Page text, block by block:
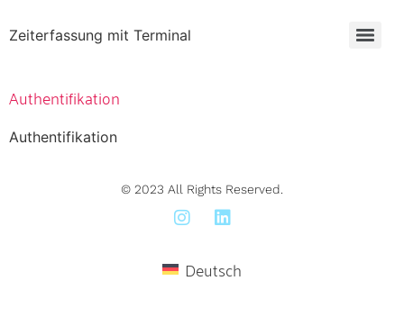
Zeiterfassung mit Terminal
Authentifikation
Authentifikation
© 2023 All Rights Reserved.
Deutsch